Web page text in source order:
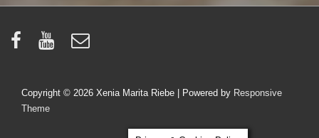
Copyright © 2026 Xenia Marita Riebe | Powered by Responsive
Theme